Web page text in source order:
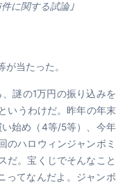
に関する試論｣
当たった。
謎の1万円の振り込みを
いうわけだ。昨年の年末
始め（4等/5等）、今年
のハロウィンジャンボミ
だ。宝くじでそんなこと
ってなんだよ。ジャンボ